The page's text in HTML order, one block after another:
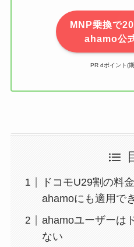
MNP乗換で
ahamo公
PR dポイント(
ドコモU29割の料
ahamoにも適用で
ahamoユーザーは
ない